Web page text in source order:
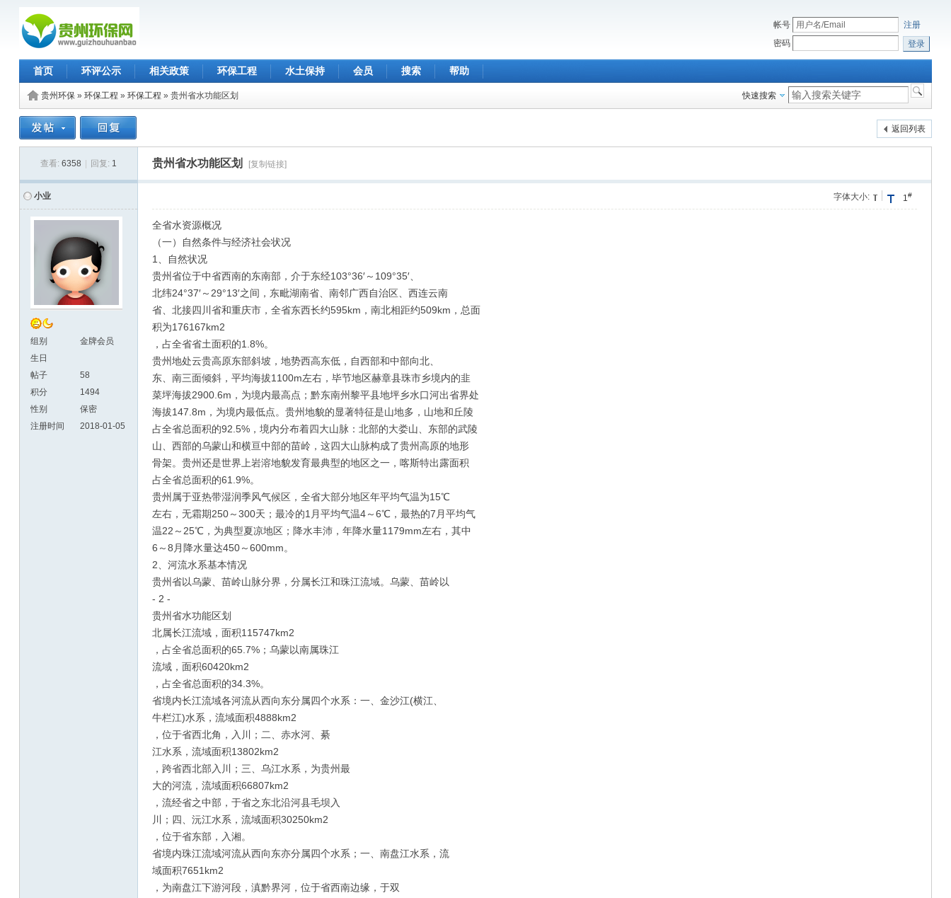
帐号
注册
密码
登录
首页 环评公示 相关政策 环保工程 水土保持 会员 搜索 帮助
快速搜索
贵州环保» 环保工程 » 环保工程 » 贵州省水功能区划
返回列表
查看: 6358 回复: 1 贵州省水功能区划 [复制链接]
小业
组别
金牌会员
生日
帖子
58
积分
1494
性别
保密
注册时间
2018-01-05
1#
字体大小:
全省水资源概况
（一）自然条件与经济社会状况
1、自然状况
贵州省位于中省西南的东南部，介于东经103°36′～109°35′、
北纬24°37′～29°13′之间，东毗湖南省、南邻广西自治区、西连云南
省、北接四川省和重庆市，全省东西长约595km，南北相距约509km，总面
积为176167km2
，占全省省土面积的1.8%。
贵州地处云贵高原东部斜坡，地势西高东低，自西部和中部向北、
东、南三面倾斜，平均海拔1100m左右，毕节地区赫章县珠市乡境内的韭
菜坪海拔2900.6m，为境内最高点；黔东南州黎平县地坪乡水口河出省界处
海拔147.8m，为境内最低点。贵州地貌的显著特征是山地多，山地和丘陵
占全省总面积的92.5%，境内分布着四大山脉：北部的大娄山、东部的武陵
山、西部的乌蒙山和横亘中部的苗岭，这四大山脉构成了贵州高原的地形
骨架。贵州还是世界上岩溶地貌发育最典型的地区之一，喀斯特出露面积
占全省总面积的61.9%。
贵州属于亚热带湿润季风气候区，全省大部分地区年平均气温为15℃
左右，无霜期250～300天；最冷的1月平均气温4～6℃，最热的7月平均气
温22～25℃，为典型夏凉地区；降水丰沛，年降水量1179mm左右，其中
6～8月降水量达450～600mm。
2、河流水系基本情况
贵州省以乌蒙、苗岭山脉分界，分属长江和珠江流域。乌蒙、苗岭以
- 2 -
贵州省水功能区划
北属长江流域，面积115747km2
，占全省总面积的65.7%；乌蒙以南属珠江
流域，面积60420km2
，占全省总面积的34.3%。
省境内长江流域各河流从西向东分属四个水系：一、金沙江(横江、
牛栏江)水系，流域面积4888km2
，位于省西北角，入川；二、赤水河、綦
江水系，流域面积13802km2
，跨省西北部入川；三、乌江水系，为贵州最
大的河流，流域面积66807km2
，流经省之中部，于省之东北沿河县毛坝入
川；四、沅江水系，流域面积30250km2
，位于省东部，入湘。
省境内珠江流域河流从西向东亦分属四个水系；一、南盘江水系，流
域面积7651km2
，为南盘江下游河段，滇黔界河，位于省西南边缘，于双